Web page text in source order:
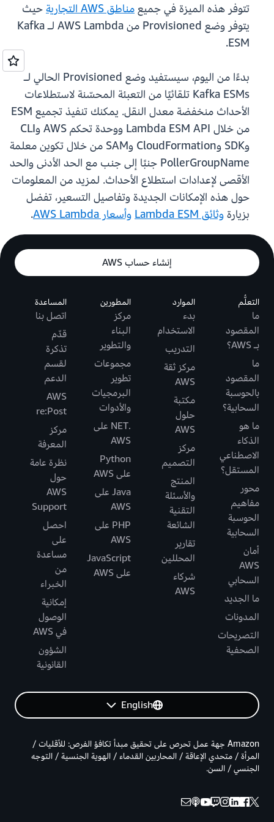
تتوفر هذه الميزة في جميعمناطق AWS التجارية
حيث
يتوفر وضع Provisioned من AWS Lambda لـ Kafka
ESM.
بدءًا من اليوم، سيستفيد وضع Provisioned الحالي لـ
Kafka ESMs تلقائيًا من التعبئة المحسّنة لاستطلاعات
الأحداث منخفضة معدل النقل. يمكنك تنفيذ تجميع ESM
من خلال Lambda ESM API ووحدة تحكم AWS وCLI
وSDK وCloudFormation وSAM من خلال تكوين معلمة
PollerGroupName جنبًا إلى جنب مع الحد الأدنى والحد
الأقصى لإعدادات استطلاع الأحداث. لمزيد من المعلومات
حول هذه الإمكانات الجديدة وتفاصيل التسعير، تفضل
بزيارةوثائق Lambda ESM وأسعار AWS Lambda .
إنشاء حساب AWS
التعلُّم
ما
المقصود
بـ AWS؟
ما
المقصود
بالحوسبة
السحابية؟
ما هو
الذكاء
الاصطناعي
المستقل؟
محور
مفاهيم
الحوسبة
السحابية
أمان
AWS
السحابي
ما الجديد
المدونات
التصريحات
الصحفية
الموارد
بدء
الاستخدام
التدريب
مركز ثقة
AWS
مكتبة
حلول
AWS
مركز
التصميم
المنتج
والأسئلة
التقنية
الشائعة
تقارير
المحللين
شركاء
AWS
المطورين
مركز
البناء
والتطوير
مجموعات
تطوير
البرمجيات
والأدوات
.NET على
AWS
Python
على AWS
Java على
AWS
PHP على
AWS
JavaScript
على AWS
المساعدة
اتصل بنا
قدّم
تذكرة
لقسم
الدعم
AWS
re:Post
مركز
المعرفة
نظرة عامة
حول
AWS
Support
احصل
على
مساعدة
من
الخبراء
إمكانية
الوصول
في AWS
الشؤون
القانونية
English
Amazon جهة عمل تحرص على تحقيق مبدأ تكافؤ الفرص: للأقليات /
المرأة / متحدي الإعاقة / المحاربين القدماء / الهوية الجنسية / التوجه
الجنسي / السن.